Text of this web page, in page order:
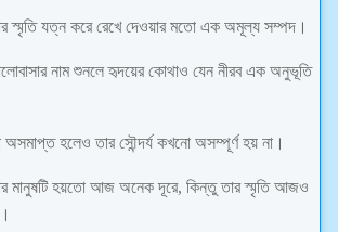
স্মৃতি যত্ন করে রেখে দেওয়ার মতো এক অমূল্য সম্পদ।
নাম শুনলে হৃদয়ের কোথাও যেন নীরব এক অনুভূতি
অসমাপ্ত হলেও তার সৌন্দর্য কখনো অসম্পূর্ণ হয় না।
মানুষটি হয়তো আজ অনেক দূরে, কিন্তু তার স্মৃতি আজও